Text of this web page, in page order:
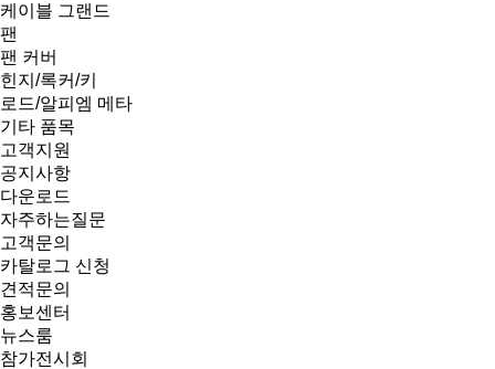
케이블 그랜드
팬
팬 커버
힌지/록커/키
로드/알피엠 메타
기타 품목
고객지원
공지사항
다운로드
자주하는질문
고객문의
카탈로그 신청
견적문의
홍보센터
뉴스룸
참가전시회